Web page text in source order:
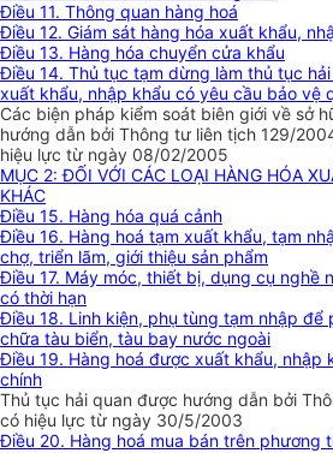
Điều 11. Thông quan hàng hoá
Điều 12. Giám sát hàng hóa xuất khẩu,
Điều 13. Hàng hóa chuyển cửa khẩu
Điều 14. Thủ tục tạm dừng làm thủ tục
xuất khẩu, nhập khẩu có yêu cầu bảo vệ
Các biện pháp kiểm soát biên giới về sở
hướng dẫn bởi Thông tư liên tịch 129/
hiệu lực từ ngày 08/02/2005
MỤC 2: ĐỐI VỚI CÁC LOẠI HÀNG HÓA
KHÁC
Điều 15. Hàng hóa quá cảnh
Điều 16. Hàng hoá tạm xuất khẩu, tạm
chợ, triển lãm, giới thiệu sản phẩm
Điều 17. Máy móc, thiết bị, dụng cụ nghề
có thời hạn
Điều 18. Linh kiện, phụ tùng tạm nhập để
chữa tàu biển, tàu bay nước ngoài
Điều 19. Hàng hoá được xuất khẩu, nhập
chính
Thủ tục hải quan được hướng dẫn bởi
có hiệu lực từ ngày 30/5/2003
Điều 20. Hàng hoá mua bán trên phương